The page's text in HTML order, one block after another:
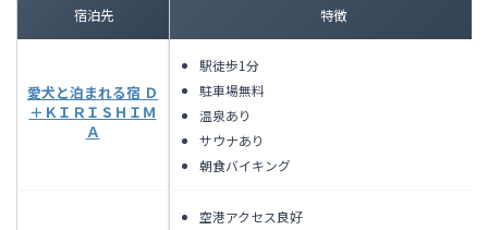
宿泊先 特徴
愛犬と泊まれる宿 Ｄ
＋ＫＩＲＩＳＨＩＭ
Ａ
駅徒歩1分
駐車場無料
温泉あり
サウナあり
朝食バイキング
空港アクセス良好